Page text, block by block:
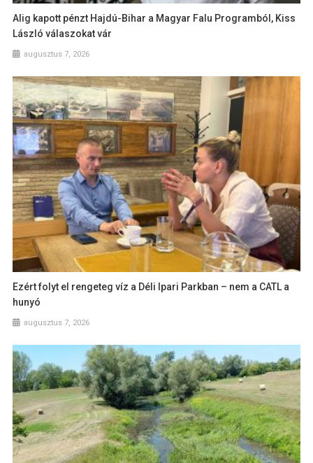
Alig kapott pénzt Hajdú-Bihar a Magyar Falu Programból, Kiss
László válaszokat vár
augusztus 7, 2026
Ezért folyt el rengeteg víz a Déli Ipari Parkban – nem a CATL a
hunyó
augusztus 7, 2026